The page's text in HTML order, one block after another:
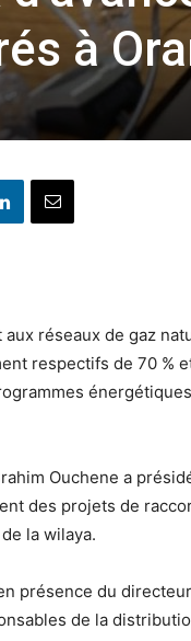
à
réseaux de gaz
respectifs de 70 %
Ouchene a
des projets de
la wilaya.
présence du
de la